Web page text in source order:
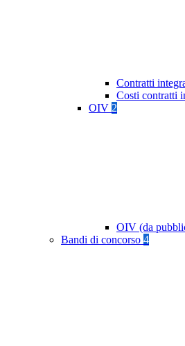
Contratti
Costi contratti
OIV 2
OIV (da
Bandi di concorso 4